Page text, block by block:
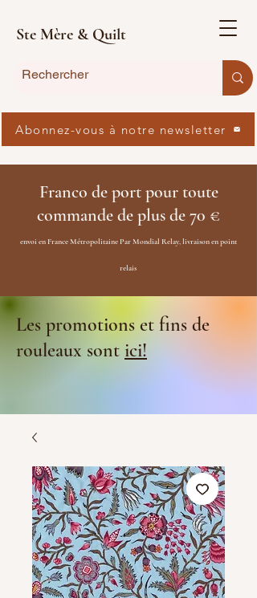
Ste Mère & Quilt
Franco de port pour toute
commande de plus de 70 €
envoi en France Métropolitaine Par Mondial Relay, livraison en point
relais
Les promotions et fins de
rouleaux sontici!
Abonnez-vous à notre newsletter